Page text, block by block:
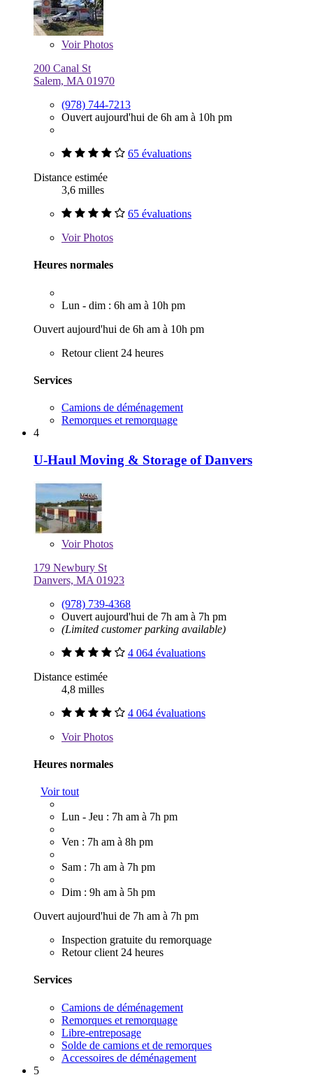
VoirPhotos
200 Canal St
Salem, MA 01970
(978) 744-7213
Ouvert aujourd'hui de 6h am à 10h pm
65 évaluations
Distance estimée
3,6 milles
65 évaluations
VoirPhotos
Heures normales
Lun - dim : 6h am à 10h pm
Ouvert aujourd'hui de 6h am à 10h pm
Retour client 24 heures
Services
Camions de déménagement
Remorques et remorquage
4
U-Haul Moving & Storage of Danvers
VoirPhotos
179 Newbury St
Danvers, MA 01923
(978) 739-4368
Ouvert aujourd'hui de 7h am à 7h pm
(Limited customer parking available)
4 064 évaluations
Distance estimée
4,8 milles
4 064 évaluations
VoirPhotos
Heures normales
Voir tout
Lun - Jeu : 7h am à 7h pm
Ven : 7h am à 8h pm
Sam : 7h am à 7h pm
Dim : 9h am à 5h pm
Ouvert aujourd'hui de 7h am à 7h pm
Inspection gratuite du remorquage
Retour client 24 heures
Services
Camions de déménagement
Remorques et remorquage
Libre-entreposage
Solde de camions et de remorques
Accessoires de déménagement
5